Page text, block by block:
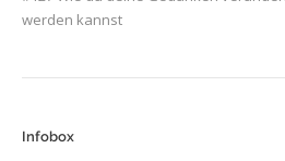
werden kannst
Infobox